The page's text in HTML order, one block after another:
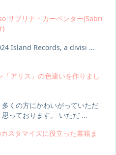
サブリナ・カーペンター(Sabri
Island Records, a divisi ...
「アリス」の色違いを作りまし
くの方にかわいがっていただ
っております。 いただ ...
スタマイズに役立った書籍ま